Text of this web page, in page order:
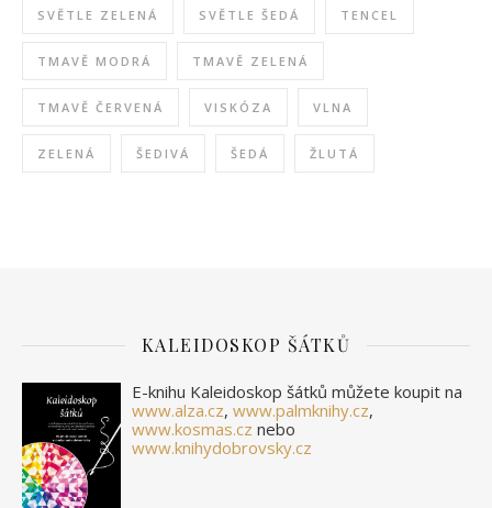
SVĚTLE ZELENÁ SVĚTLE ŠEDÁ TENCEL
TMAVĚ MODRÁ TMAVĚ ZELENÁ
TMAVĚ ČERVENÁ VISKÓZA VLNA
ZELENÁ ŠEDIVÁ ŠEDÁ ŽLUTÁ
KALEIDOSKOP ŠÁTKŮ
E-knihu Kaleidoskop šátků můžete koupit na
www.alza.cz, www.palmknihy.cz,
www.kosmas.cz nebo
www.knihydobrovsky.cz